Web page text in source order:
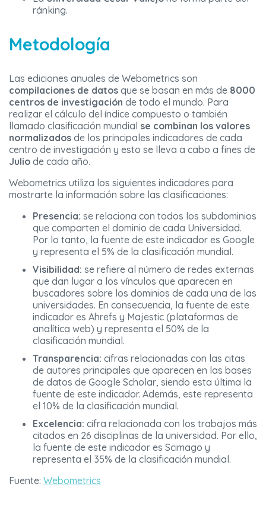
ránking.
Metodología
Las ediciones anuales de Webometrics son
compilaciones de datos que se basan en más de 8000
centros de investigación de todo el mundo. Para
realizar el cálculo del índice compuesto o también
llamado clasificación mundial se combinan los valores
normalizados de los principales indicadores de cada
centro de investigación y esto se lleva a cabo a fines de
Julio de cada año.
Webometrics utiliza los siguientes indicadores para
mostrarte la información sobre las clasificaciones:
Presencia: se relaciona con todos los subdominios
que comparten el dominio de cada Universidad.
Por lo tanto, la fuente de este indicador es Google
y representa el 5% de la clasificación mundial.
Visibilidad: se refiere al número de redes externas
que dan lugar a los vínculos que aparecen en
buscadores sobre los dominios de cada una de las
universidades. En consecuencia, la fuente de este
indicador es Ahrefs y Majestic (plataformas de
analítica web) y representa el 50% de la
clasificación mundial.
Transparencia: cifras relacionadas con las citas
de autores principales que aparecen en las bases
de datos de Google Scholar, siendo esta última la
fuente de este indicador. Además, este representa
el 10% de la clasificación mundial.
Excelencia: cifra relacionada con los trabajos más
citados en 26 disciplinas de la universidad. Por ello,
la fuente de este indicador es Scimago y
representa el 35% de la clasificación mundial.
Fuente: Webometrics